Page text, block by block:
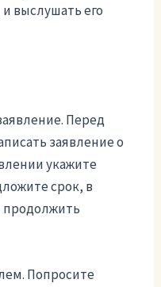
выслушать его
Перед
заявление о
укажите
срок, в
продолжить
Попросите